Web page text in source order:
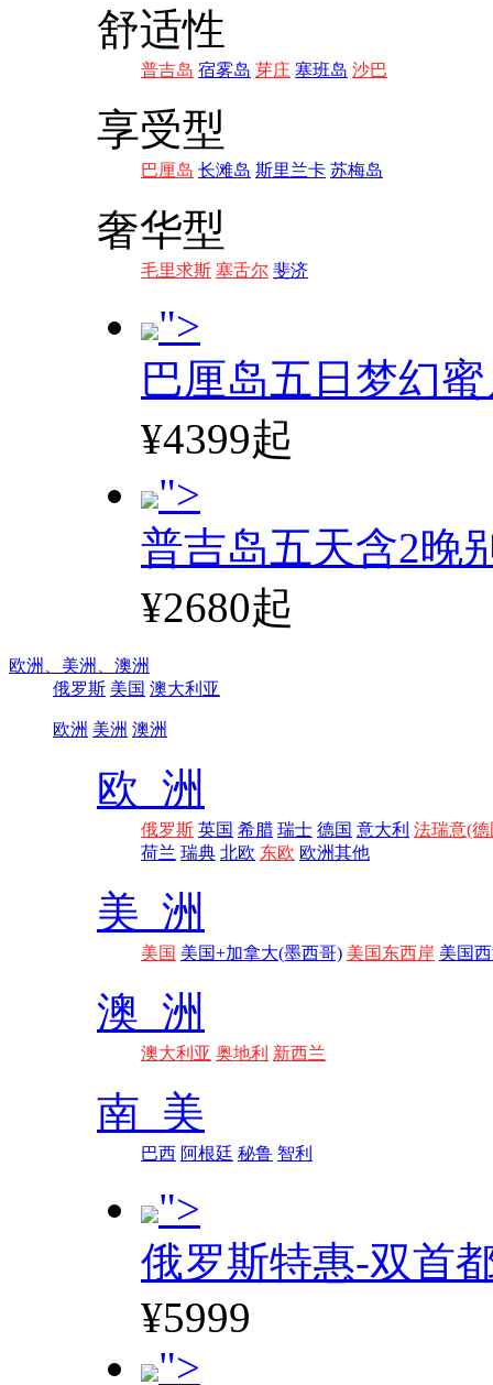
舒适性
普吉岛 宿雾岛 芽庄 塞班岛 沙巴
享受型
巴厘岛 长滩岛 斯里兰卡 苏梅岛
奢华型
毛里求斯 塞舌尔 斐济
">
巴厘岛五日梦幻
¥4399起
">
普吉岛五天含2晚
¥2680起
欧洲、 美洲、 澳洲
俄罗斯 美国 澳大利亚
欧洲 美洲 澳洲
欧 洲
俄罗斯 英国 希腊 瑞士 德国 意大利 法瑞意(德
荷兰 瑞典 北欧 东欧 欧洲其他
美 洲
美国 美国+加拿大(墨西哥) 美国东西岸 美国
澳 洲
澳大利亚 奥地利 新西兰
南 美
巴西 阿根廷 秘鲁 智利
">
俄罗斯特惠-双首
¥5999
">